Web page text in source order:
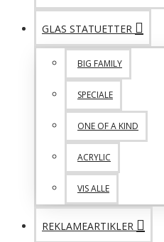
GLAS STATUETTER
BIG FAMILY
SPECIALE
ONE OF A KIND
ACRYLIC
VIS ALLE
REKLAMEARTIKLER